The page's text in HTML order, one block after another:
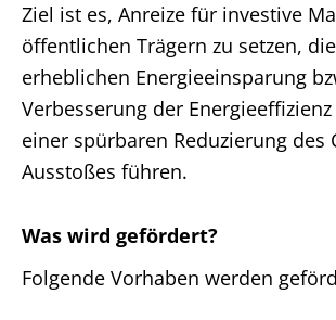
Ziel ist es, Anreize für investive
öffentlichen Trägern zu setzen,
erheblichen Energieeinsparung
Verbesserung der
einer spürbaren Reduzierung des
Ausstoßes führen.
Was wird gefördert?
Folgende Vorhaben werden